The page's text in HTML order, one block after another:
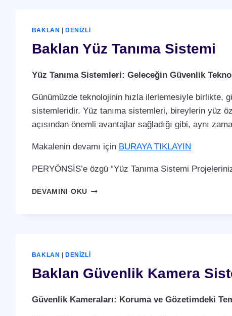
BAKLAN DENIZLI
Baklan Yüz Tanıma Sistemi
Yüz Tanıma Sistemleri: Geleceğin Güvenlik
Günümüzde teknolojinin hızla ilerlemesiyle birlikte,
sistemleridir. Yüz tanıma sistemleri, bireylerin yüz
açısından önemli avantajlar sağladığı gibi, aynı
Makalenin devamı için BURAYA TIKLAYIN
PERYÖNSİS’e özgü “Yüz Tanıma Sistemi
DEVAMINI OKUBAKLAN
BAKLAN |DENIZLI
Baklan Güvenlik Kamera
Güvenlik Kameraları: Koruma ve Gözetimdeki